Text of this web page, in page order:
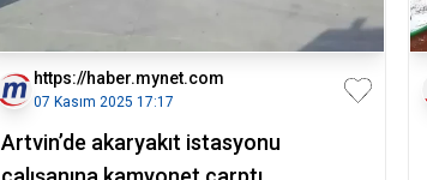
https://haber.mynet.com
07 Kasım 2025 17:17
Artvin’de akaryakıt istasyonu